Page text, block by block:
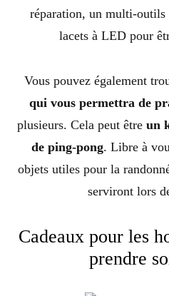
réparation, un multi-outils
lacets à LED pour
Vous pouvez également
qui vous permettra de
plusieurs. Cela peut être un
de ping-pong. Libre à
objets utiles pour la
serviront lors
Cadeaux pour les
prendre